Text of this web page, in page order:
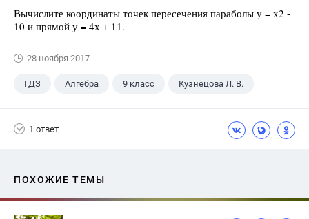
Вычислите координаты точек пересечения параболы у = х2 -
10 и прямой у = 4х + 11.
28 ноября 2017
ГДЗ Алгебра 9 класс Кузнецова Л. В.
1 ответ
ПОХОЖИЕ ТЕМЫ